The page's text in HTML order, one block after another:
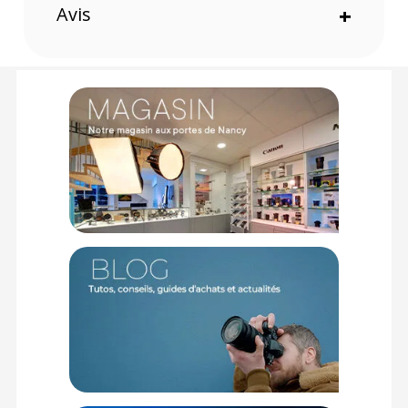
mouvements panoramiques et d’inclinaison sans accoups.
Son système de plaque de chargement latéral assure un
carbone avec rotule vidéo :
GÉNÉRAL
Matériaux : Fibre de carbone
Poids : 1,8 kg
Capacité de charge : 3 kg
Hauteur maximale : 159 cm
Hauteur minimale : 31 cm
Longueur fermée : Non spécifiée
Nombre de sections : 4
Blocage de jambes : Verrouillage par rotation
Montage de jumelles : Vis 1/4"-20 ou 3/8"-16 avec goupille
Inclinaison verticale : +90° à -60°
Inclinaison latérale : Non
Avis +